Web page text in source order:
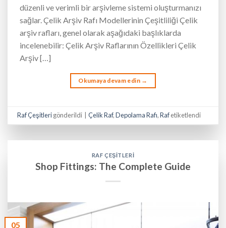
düzenli ve verimli bir arşivleme sistemi oluşturmanızı
sağlar. Çelik Arşiv Rafı Modellerinin Çeşitliliği Çelik
arşiv rafları, genel olarak aşağıdaki başlıklarda
incelenebilir: Çelik Arşiv Raflarının Özellikleri Çelik
Arşiv […]
Okumaya devam edin →
Raf Çeşitlerigönderildi Çelik Raf,Depolama Rafı,Rafetiketlendi
RAF ÇEŞITLERI
Shop Fittings: The Complete Guide
05